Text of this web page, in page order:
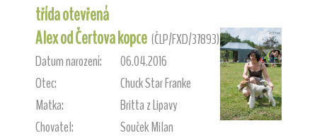
třída otevřená
Alex od Čertova kopce (ČLP/FXD/37893)
Datum narození:
06.04.2016
Otec:
Chuck Star Franke
Matka:
Britta z Lipavy
Chovatel:
Souček Milan